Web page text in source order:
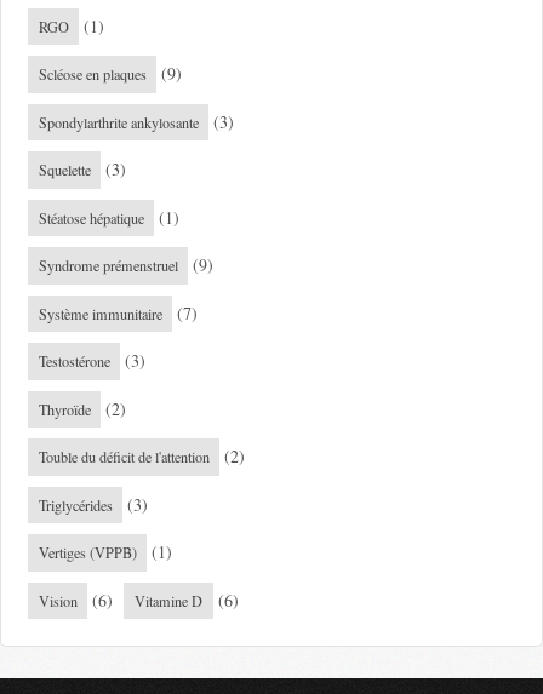
RGO (1)
Scléose en plaques (9)
Spondylarthrite ankylosante (3)
Squelette (3)
Stéatose hépatique (1)
Syndrome prémenstruel (9)
Système immunitaire (7)
Testostérone (3)
Thyroïde (2)
Touble du déficit de l'attention (2)
Triglycérides (3)
Vertiges (VPPB) (1)
Vision (6) Vitamine D (6)